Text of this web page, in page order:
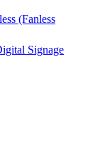
(Fanless
Signage